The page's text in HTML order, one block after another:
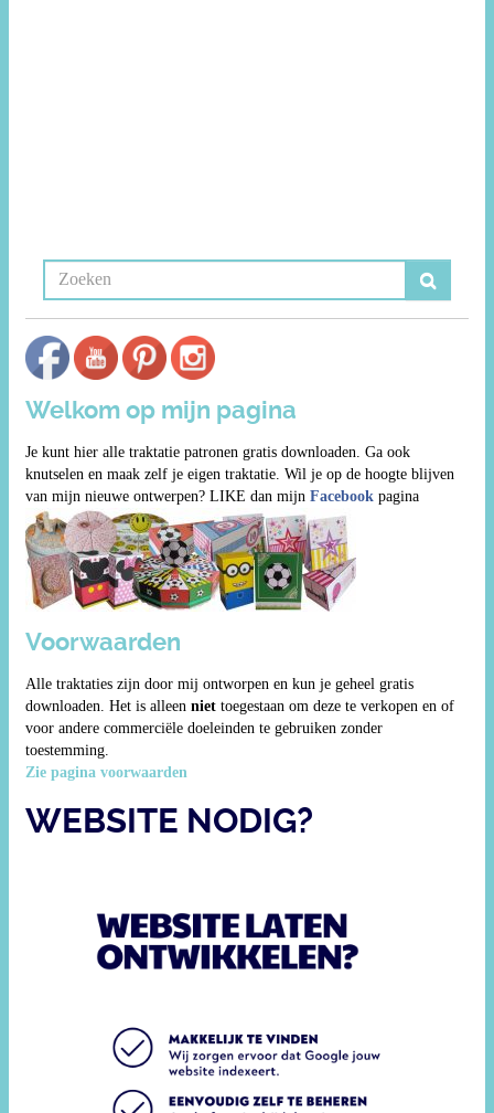
Welkom op mijn pagina
Je kunt hier alle traktatie patronen gratis downloaden. Ga ook
knutselen en maak zelf je eigen traktatie. Wil je op de hoogte blijven
van mijn nieuwe ontwerpen? LIKE dan mijn Facebook pagina
Voorwaarden
Alle traktaties zijn door mij ontworpen en kun je geheel gratis
downloaden. Het is alleen niet toegestaan om deze te verkopen en of
voor andere commerciële doeleinden te gebruiken zonder
toestemming.
Zie pagina voorwaarden
WEBSITE NODIG?